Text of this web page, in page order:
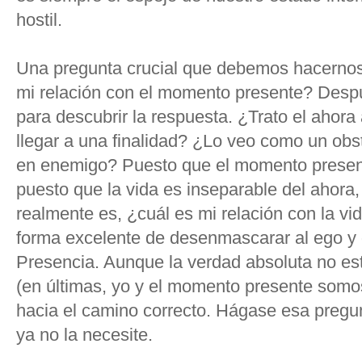
hostil.
Una pregunta crucial que debemos
mi relación con el momento presente?
para descubrir la respuesta. ¿Trato el
llegar a una finalidad? ¿Lo veo como un
en enemigo? Puesto que el momento
puesto que la vida es inseparable del
realmente es, ¿cuál es mi relación con la
forma excelente de desenmascarar al ego
Presencia. Aunque la verdad absoluta no
(en últimas, yo y el momento presente
hacia el camino correcto. Hágase esa
ya no la necesite.